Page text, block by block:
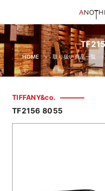
HOME 取り扱い商品一覧
TIFFANY&co.
TF2156 8055